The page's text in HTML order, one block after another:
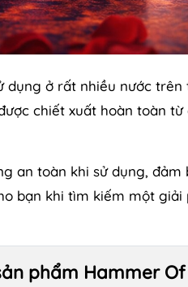
ở rất nhiều nước
chiết xuất hoàn toàn
an toàn khi sử dụng, đảm
bạn khi tìm kiếm một giải
phẩm Hammer